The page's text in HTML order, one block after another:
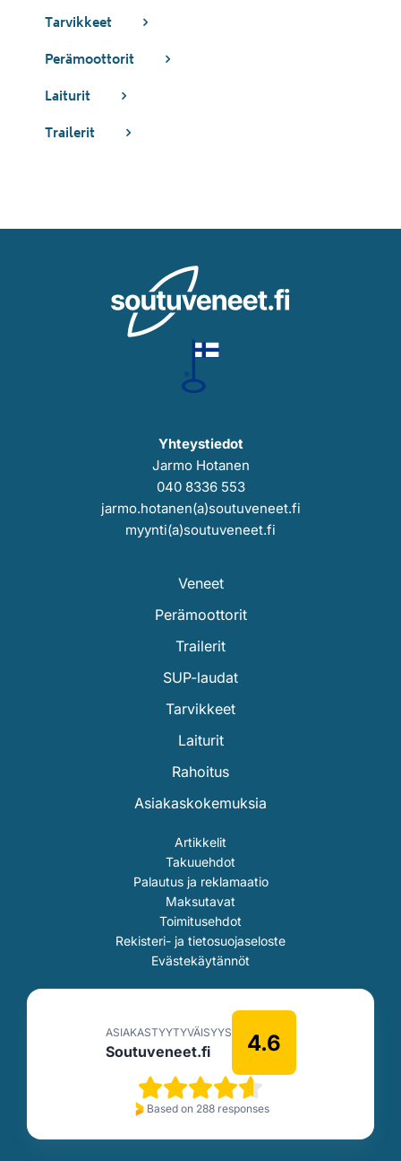
Tarvikkeet
Perämoottorit
Laiturit
Trailerit
Yhteystiedot
Jarmo Hotanen
040 8336 553
jarmo.hotanen(a)soutuveneet.fi
myynti(a)soutuveneet.fi
Veneet
Perämoottorit
Trailerit
SUP-laudat
Tarvikkeet
Laiturit
Rahoitus
Asiakaskokemuksia
Artikkelit
Takuuehdot
Palautus ja reklamaatio
Maksutavat
Toimitusehdot
Rekisteri- ja tietosuojaseloste
Evästekäytännöt
ASIAKASTYYTYVÄISYYS
Soutuveneet.fi 4.6
Based on 288 responses